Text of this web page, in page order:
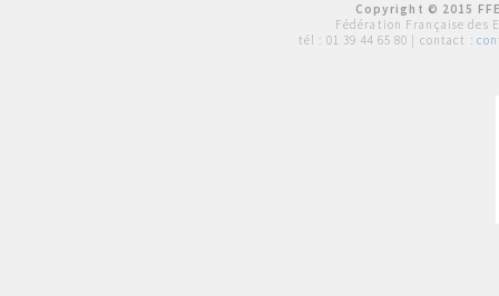
Copyright © 2015
Fédération Française des
tél : 01 39 44 65 80 | contact :